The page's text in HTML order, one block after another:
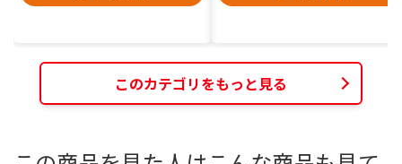
このカテゴリをもっと見る